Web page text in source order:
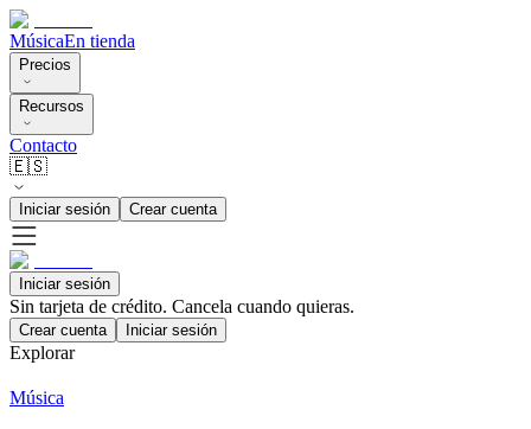
MúsicaEn tienda
Precios
Recursos
Contacto
🇪🇸
Iniciar sesión Crear cuenta
Iniciar sesión
Sin tarjeta de crédito. Cancela cuando quieras.
Crear cuenta Iniciar sesión
Explorar
Música